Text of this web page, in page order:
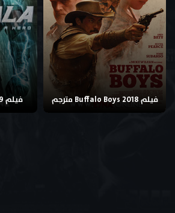
فيلم Buffalo Boys 2018 مترجم فيلم Gundala 2019 مترجم